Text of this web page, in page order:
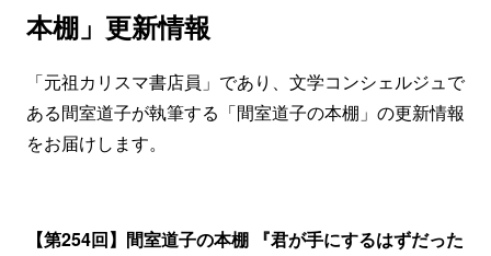
本棚」更新情報
「元祖カリスマ書店員」であり、文学コンシェルジュで
ある間室道子が執筆する「間室道子の本棚」の更新情報
をお届けします。
【第254回】間室道子の本棚 『君が手にするはずだった